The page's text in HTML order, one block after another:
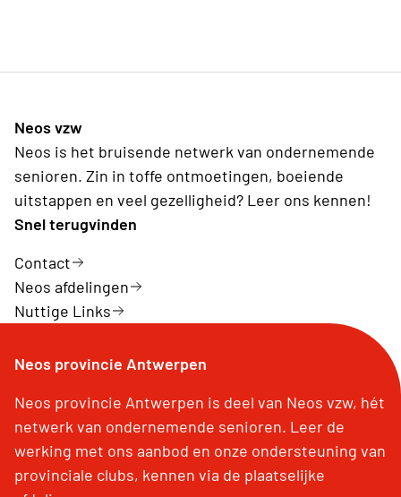
Neos vzw
Neos is het bruisende netwerk van ondernemende
senioren. Zin in toffe ontmoetingen, boeiende
uitstappen en veel gezelligheid? Leer ons kennen!
Snel terugvinden
Contact
Neos afdelingen
Nuttige Links
Neos provincie Antwerpen
Neos provincie Antwerpen is deel van Neos vzw, hét
netwerk van ondernemende senioren. Leer de
werking met ons aanbod en onze ondersteuning van
provinciale clubs, kennen via de plaatselijke